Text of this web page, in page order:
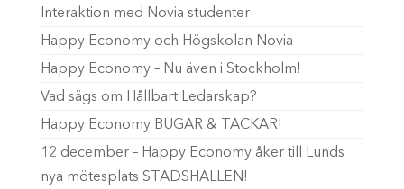
Interaktion med Novia studenter
Happy Economy och Högskolan Novia
Happy Economy – Nu även i Stockholm!
Vad sägs om Hållbart Ledarskap?
Happy Economy BUGAR & TACKAR!
12 december – Happy Economy åker till Lunds
nya mötesplats STADSHALLEN!